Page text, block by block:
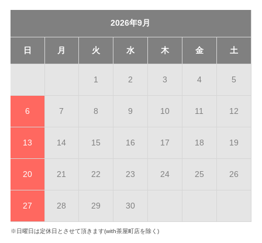
2026年9月
日 月 火 水 木 金 土
1 2 3 4 5
6 7 8 9 10 11 12
13 14 15 16 17 18 19
20 21 22 23 24 25 26
27 28 29 30
※日曜日は定休日とさせて頂きます(with茶屋町店を除く)